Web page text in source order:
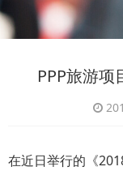
PPP旅游
在近日举行的《